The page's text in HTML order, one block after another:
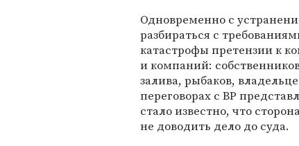
Одновременно с
разбираться с
катастрофы претензии к
и компаний:
залива, рыбаков,
переговорах с BP
стало известно, что
не доводить дело до суда.